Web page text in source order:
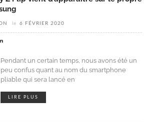
le 6 FÉVRIER 2020
Pendant un certain temps, nous avons été un
peu confus quant au nom du smartphone
pliable qui sera lancé en
LIRE PLUS